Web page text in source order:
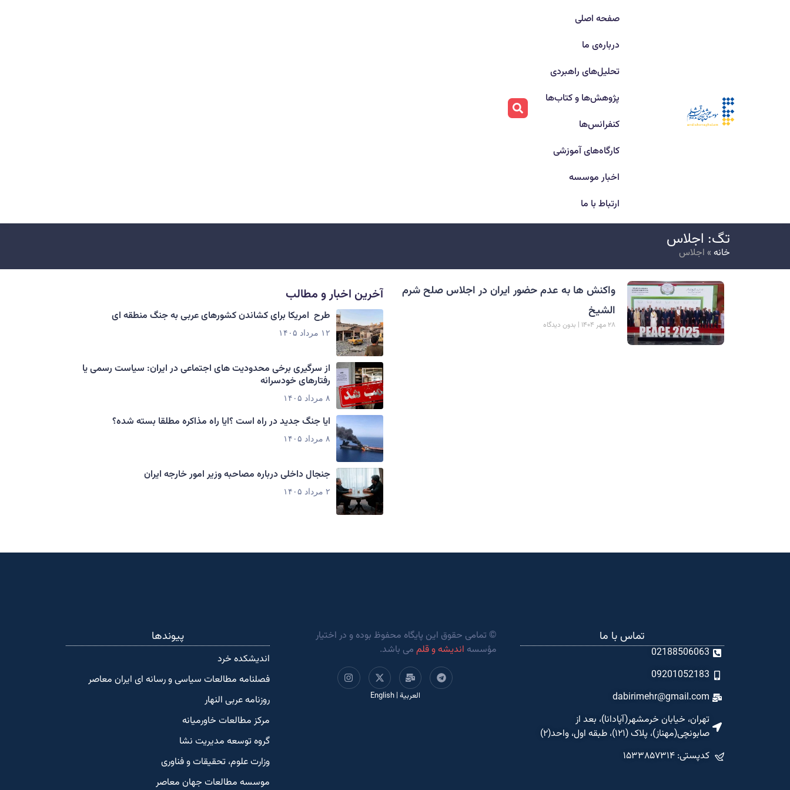
صفحه اصلی
درباره‌ی ما
تحلیل‌های راهبردی
پژوهش‌ها و کتاب‌ها
کنفرانس‌ها
کارگاه‌های آموزشی
اخبار موسسه
ارتباط با ما
تگ: اجلاس
خانه » اجلاس
واکنش ها به عدم حضور ایران در اجلاس صلح شرم
الشیخ
۲۸ مهر ۱۴۰۴ بدون دیدگاه
آخرین اخبار و مطالب
طرح امریکا برای کشاندن کشورهای عربی به جنگ منطقه ای
۱۲ مرداد ۱۴۰۵
از سرگیری برخی محدودیت های اجتماعی در ایران: سیاست رسمی یا
رفتارهای خودسرانه
۸ مرداد ۱۴۰۵
ایا جنگ جدید در راه است ؟ایا راه مذاکره مطلقا بسته شده؟
۸ مرداد ۱۴۰۵
جنجال داخلی درباره مصاحبه وزیر امور خارجه ایران
۲ مرداد ۱۴۰۵
تماس با ما
02188506063
09201052183
dabirimehr@gmail.com
تهران، خیابان خرمشهر(آپادانا)، بعد از
صابونچی(مهناز)، پلاک (۱۲۱)، طبقه اول، واحد(۲)
کدپستی: ۱۵۳۳۸۵۷۳۱۴
© تمامی حقوق این پایگاه محفوظ بوده و در اختیار
مؤسسه اندیشه و قلممی باشد.
العربية |
English
پیوندها
اندیشکده‌ خرد
فصلنامه مطالعات سیاسی و رسانه ای ایران معاصر
روزنامه عربی النهار
مرکز مطالعات خاورمیانه
گروه توسعه مدیریت نشا
وزارت علوم، تحقیقات و فناوری
موسسه مطالعات جهان معاصر